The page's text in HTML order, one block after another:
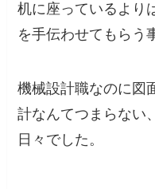
机に座っているより
を手伝わせてもらう
機械設計職なのに図
計なんてつまらない
日々 でした。